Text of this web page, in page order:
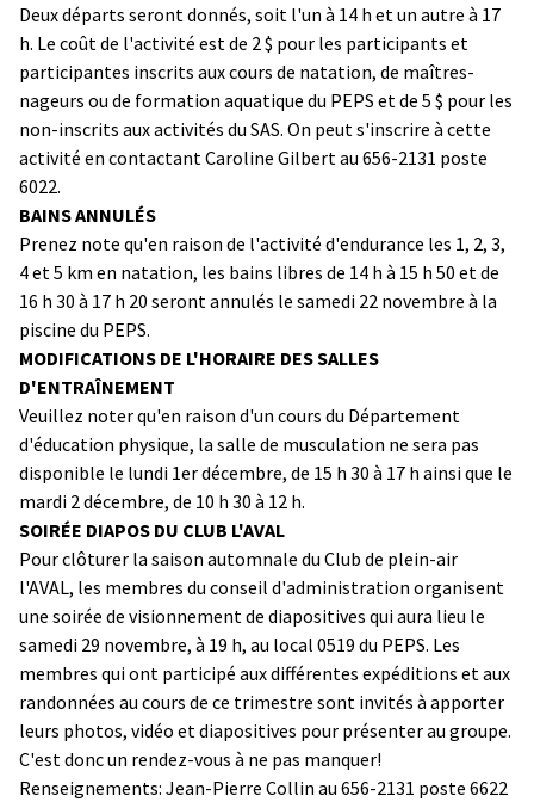
Deux départs seront donnés, soit l'un à 14 h et un autre à 17
h. Le coût de l'activité est de 2 $ pour les participants et
participantes inscrits aux cours de natation, de maîtres-
nageurs ou de formation aquatique du PEPS et de 5 $ pour les
non-inscrits aux activités du SAS. On peut s'inscrire à cette
activité en contactant Caroline Gilbert au 656-2131 poste
6022.
BAINS ANNULÉS
Prenez note qu'en raison de l'activité d'endurance les 1, 2, 3,
4 et 5 km en natation, les bains libres de 14 h à 15 h 50 et de
16 h 30 à 17 h 20 seront annulés le samedi 22 novembre à la
piscine du PEPS.
MODIFICATIONS DE L'HORAIRE DES SALLES
D'ENTRAÎNEMENT
Veuillez noter qu'en raison d'un cours du Département
d'éducation physique, la salle de musculation ne sera pas
disponible le lundi 1er décembre, de 15 h 30 à 17 h ainsi que le
mardi 2 décembre, de 10 h 30 à 12 h.
SOIRÉE DIAPOS DU CLUB L'AVAL
Pour clôturer la saison automnale du Club de plein-air
l'AVAL, les membres du conseil d'administration organisent
une soirée de visionnement de diapositives qui aura lieu le
samedi 29 novembre, à 19 h, au local 0519 du PEPS. Les
membres qui ont participé aux différentes expéditions et aux
randonnées au cours de ce trimestre sont invités à apporter
leurs photos, vidéo et diapositives pour présenter au groupe.
C'est donc un rendez-vous à ne pas manquer!
Renseignements: Jean-Pierre Collin au 656-2131 poste 6622